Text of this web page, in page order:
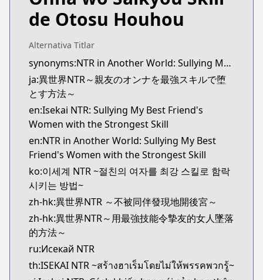
https://youngchampion.jp/series/4d29be95055a4
Kitsu
https://kitsu.app/manga/56098
CDJapan
CDJapan
https://www.anime-planet.com/manga/https://
MangaUpdates
MangaUpdates
https://www.mangaupdates.com/
novelUpdates
novelUpdates
https://www.novelupdates.com/series/isekai-ntr-
Book☆Walker
Book☆Walker
https://bookwalker.jp/series/278894/list
de Otosu Houhou
Alternativa Titlar
synonyms:NTR in Another World: Sullying My Best Friend's Women With the Strongest Skill
ja:異世界NTR～親友のオンナを最強スキルで堕
とす方法～
en:Isekai NTR: Sullying My Best Friend's
Women with the Strongest Skill
en:NTR in Another World: Sullying My Best
Friend's Women with the Strongest Skill
ko:이세계 NTR ~절친의 여자를 최강 스킬로 함락
시키는 방법~
zh-hk:異世界NTR ～不被同伴發現地開後宮～
zh-hk:異世界NTR～用最強技能令摯友的女人墜落
的方法～
ru:Исекай NTR
th:ISEKAI NTR ~สร้างฮาเร็มโดยไม่ให้พรรคพวกรู้~